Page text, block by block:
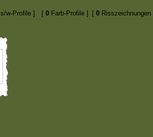
s/w-Profile ] [ 0 Farb-Profile ] [ 0 Risszeichnungen